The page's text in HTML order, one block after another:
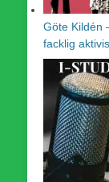
Göte Kildén
facklig